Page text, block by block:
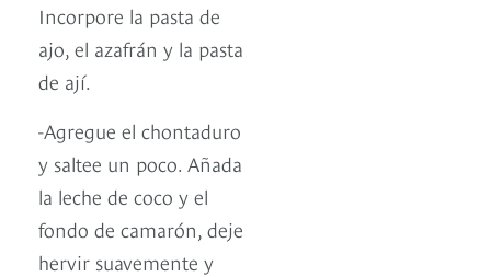
Incorpore la pasta de
ajo, el azafrán y la pasta
de ají.
-Agregue el chontaduro
y saltee un poco. Añada
la leche de coco y el
fondo de camarón, deje
hervir suavemente y